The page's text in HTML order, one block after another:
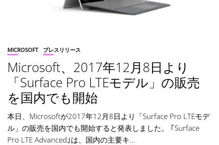
MICROSOFT プレスリリース
Microsoft、2017年12月8日より
「Surface Pro LTEモデル」の販売
を国内でも開始
本日、Microsoftが2017年12月8日より「Surface Pro LTEモデ
ル」の販売を国内でも開始すると発表しました。 ｢Surface
Pro LTE Advanced｣は、国内の主要キ...